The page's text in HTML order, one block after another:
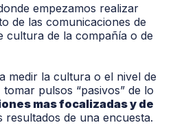
empezamos realizar
de las comunicaciones de
cultura de la compañía o de
medir la cultura o el nivel de
pulsos “pasivos” de lo
mas focalizadas y de
resultados de una encuesta.